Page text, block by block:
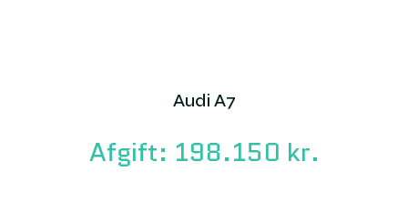
Audi A7
Afgift: 198.150 kr.